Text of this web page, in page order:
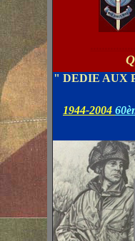
" DEDIE AUX
1944-2004